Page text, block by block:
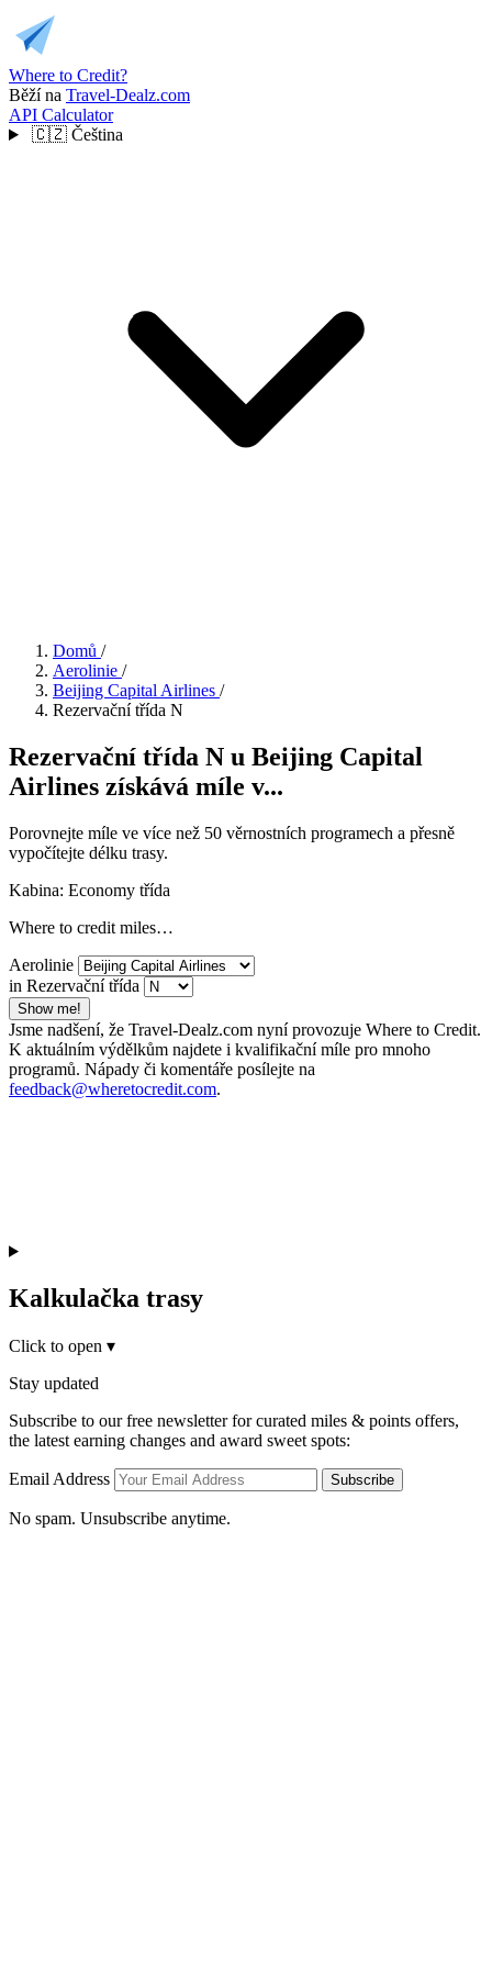
Where to Credit?
Běží na Travel-Dealz.com
API Calculator
🇨🇿 Čeština
Domů /
Aerolinie /
Beijing Capital Airlines /
Rezervační třída N
Rezervační třída N u Beijing Capital
Airlines získává míle v...
Porovnejte míle ve více než 50 věrnostních programech a přesně
vypočítejte délku trasy.
Kabina: Economy třída
Where to credit miles…
Aerolinie
in Rezervační třída
Show me!
Jsme nadšení, že Travel-Dealz.com nyní provozuje Where to Credit.
K aktuálním výdělkům najdete i kvalifikační míle pro mnoho
programů. Nápady či komentáře posílejte na
feedback@wheretocredit.com.
Kalkulačka trasy
Click to open ▾
Stay updated
Subscribe to our free newsletter for curated miles & points offers,
the latest earning changes and award sweet spots:
Email Address Subscribe
No spam. Unsubscribe anytime.